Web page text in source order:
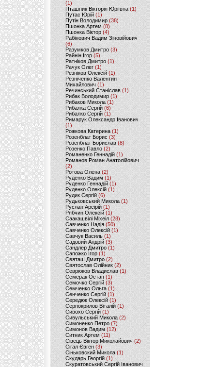
(1)
Пташник Вікторія Юріївна (1)
Путас Юрій (1)
Путін Володимир(38)
Пшонка Артем (8)
Пшонка Віктор(4)
Рабінович Вадим Зіновійович
(6)
Разумков Дмитро (3)
Райнін Ігор(5)
Ратніков Дмитро (1)
Рачук Олег (1)
Резніков Олексій(1)
Резніченко Валентин
Михайлович (1)
Речинський Станіслав (1)
Рибак Володимир(1)
Рибаков Микола(1)
Рибалка Сергій (6)
Рибалко Сергій (1)
Римарук Олександр Іванович
(1)
Рожкова Катерина(1)
Розенблат Борис (3)
Розенблат Борислав (8)
Розенко Павло (2)
Романенко Геннадій (1)
Романов Роман Анатолійович
(2)
Ротова Олена(2)
Руденко Вадим (1)
Руденко Геннадій (1)
Руденко Олексій(1)
Рудик Сергій(6)
Рудьковський Микола (1)
Руслан Арсірій(1)
Рябчин Олексій (1)
Саакашвілі Міхеіл(28)
Савченко Надія (50)
Савченко Олексій(1)
Савчук Василь (1)
Садовий Андрій (3)
Сандлер Дмитро(1)
Сапожко Ігор(1)
Святаш Дмитро (2)
Святослав Олійник (2)
Севрюков Владислав (1)
Семерак Остап (1)
Семочко Сергій (3)
Семченко Ольга (1)
Сенченко Сергій(1)
Середюк Олексій(1)
Серпокрилов Віталій(1)
Сивохо Сергій(1)
Сивульський Микола(2)
Симоненко Петро(7)
Симонов Вадим (12)
Ситник Артем(11)
Сівець Віктор Миколайович(2)
Сігал Євген (3)
Сіньковский Микола(1)
Скударь Георгій (1)
Скуратовський Сергій Іванович